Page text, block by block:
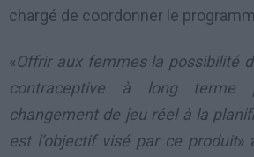
chargé de coordonner le
«Offrir aux femmes la possibilité
contraceptive à long terme
changement de jeu réel à la
est l’objectif visé par ce produit»